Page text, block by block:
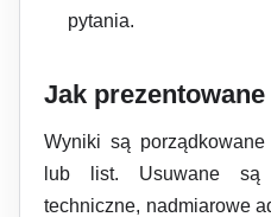
pytania.
Jak
Wyniki są
lub list. Usuwane są
techniczne, nadmiarowe